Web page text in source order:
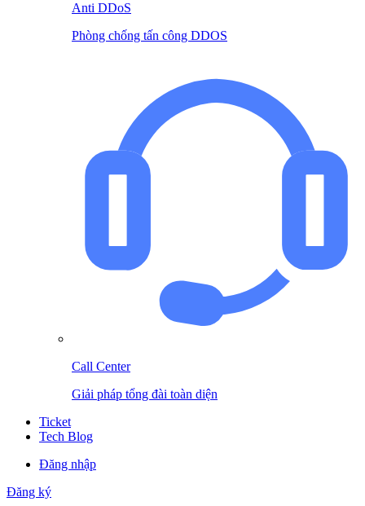
Anti DDoS
Phòng chống tấn công DDOS
Call Center
Giải pháp tổng đài toàn diện
Ticket
Tech Blog
Đăng nhập
Đăng ký